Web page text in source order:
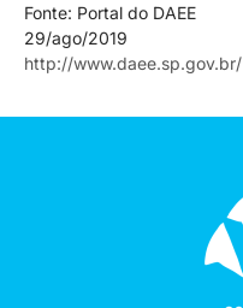
Fonte: Portal do DAEE
29/ago/2019
http://www.daee.sp.gov.br/